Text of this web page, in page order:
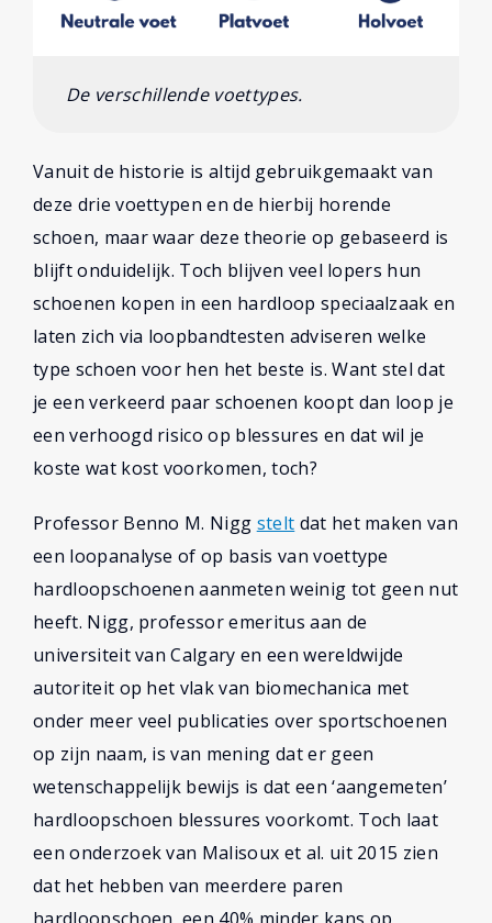
De verschillende voettypes.
Vanuit de historie is altijd gebruikgemaakt van
deze drie voettypen en de hierbij horende
schoen, maar waar deze theorie op gebaseerd is
blijft onduidelijk. Toch blijven veel lopers hun
schoenen kopen in een hardloop speciaalzaak en
laten zich via loopbandtesten adviseren welke
type schoen voor hen het beste is. Want stel dat
je een verkeerd paar schoenen koopt dan loop je
een verhoogd risico op blessures en dat wil je
koste wat kost voorkomen, toch?
Professor Benno M. Nigg stelt dat het maken van
een loopanalyse of op basis van voettype
hardloopschoenen aanmeten weinig tot geen nut
heeft. Nigg, professor emeritus aan de
universiteit van Calgary en een wereldwijde
autoriteit op het vlak van biomechanica met
onder meer veel publicaties over sportschoenen
op zijn naam, is van mening dat er geen
wetenschappelijk bewijs is dat een ‘aangemeten’
hardloopschoen blessures voorkomt. Toch laat
een onderzoek van Malisoux et al. uit 2015 zien
dat het hebben van meerdere paren